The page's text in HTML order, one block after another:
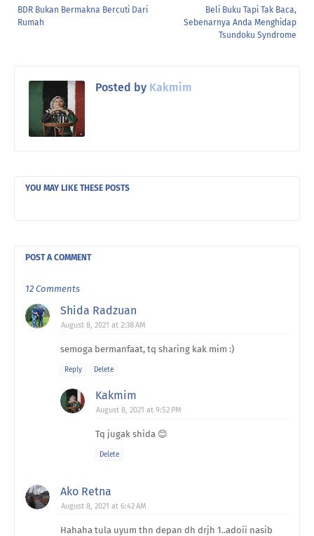
Beli Buku Tapi Tak Baca,
Sebenarnya Anda Menghidap
Tsundoku Syndrome
BDR Bukan Bermakna Bercuti Dari
Rumah
Posted by Kakmim
YOU MAY LIKE THESE POSTS
POST A COMMENT
12 Comments
Shida Radzuan
August 8, 2021 at 2:38 AM
semoga bermanfaat, tq sharing kak mim :)
Reply Delete
Kakmim
August 8, 2021 at 9:52 PM
Tq jugak shida 😊
Delete
Ako Retna
August 8, 2021 at 6:42 AM
Hahaha tula uyum thn depan dh drjh 1..adoii nasib